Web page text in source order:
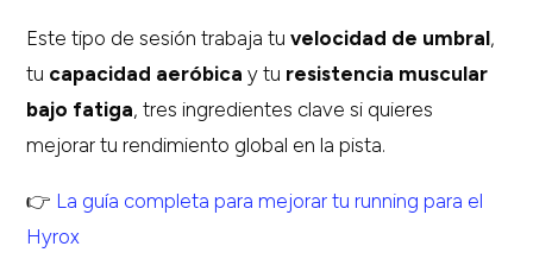
Este tipo de sesión trabaja tuvelocidad de umbral,
tu capacidad aeróbica y tu resistencia muscular
bajo fatiga, tres ingredientes clave si quieres
mejorar tu rendimiento global en la pista.
👉 La guía completa para mejorar tu running para el
Hyrox